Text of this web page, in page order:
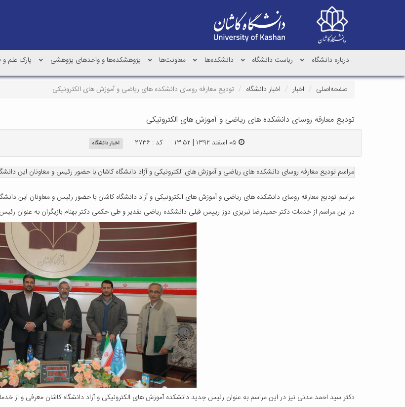
درباره دانشگاه ریاست دانشگاه دانشکده‌ها معاونت‌ها پژوهشکده‌ها و واحدهای پژوهشی پارک علم
صفحه‌اصلی اخبار اخبار دانشگاه تودیع معارفه روسای دانشکده های ریاضی و آموزش های الکترونیکی
تودیع معارفه روسای دانشکده های ریاضی و آموزش های الکترونیکی
کد : ۲۷۳۶ اخبار دانشگاه
مراسم تودیع معارفه روسای دانشکده های ریاضی و آموزش های الکترونیکی و آزاد دانشگاه کاشان با حضور رئیس و معاونان این
مراسم تودیع معارفه روسای دانشکده های ریاضی و آموزش های الکترونیکی و آزاد دانشگاه کاشان با حضور رئیس و معاونان این
در این مراسم از خدمات دکتر حمیدرضا تبریزی دوز رییس قبلی دانشکده ریاضی تقدیر و طی حکمی دکتر بهنام بازیگران به عنوان
دکتر سید احمد مدنی نیز در این مراسم به عنوان رئیس جدید دانشکده آموزش های الکترونیکی و آزاد دانشگاه کاشان معرفی و از